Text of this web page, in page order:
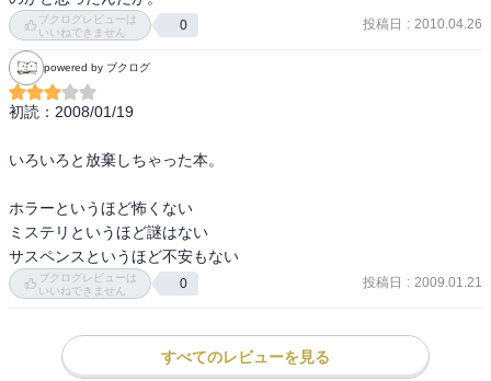
ブクログレビューは
いいねできません
0 投稿日 : 2010.04.26
powered by ブクログ
初読：2008/01/19
いろいろと放棄しちゃった本。
ホラーというほど怖くない
ミステリというほど謎はない
サスペンスというほど不安もない
ブクログレビューは
いいねできません
0 投稿日 : 2009.01.21
すべてのレビューを見る